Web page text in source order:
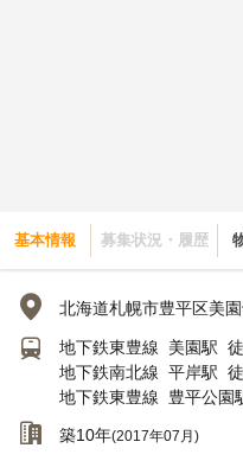
基本情報 募集状況・履歴
北海道札幌市豊平区美
地下鉄東豊線 美園駅
地下鉄南北線 平岸駅
地下鉄東豊線
豊平公園
築10年(2017年07月)